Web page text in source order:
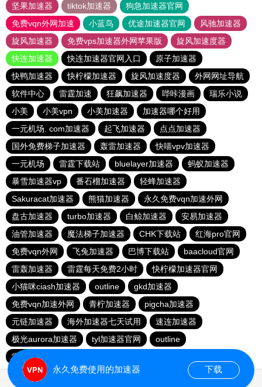
坚果加速器
tiktok加速器
狗急加速器官网
免费vqn外网加速
小蓝鸟 优途加速器官网
风驰加速器
旋风加速器
免费vps加速器外网苹果版
旋风加速度器
快连加速器
快连加速器官网入口
原子加速器
快鸭加速器
快柠檬加速器 旋风加速度器
外网网址导航
软件中心
雷霆加速 狂飙加速器 哔咔漫画
瑞乐小说
小美
小美vpn 小美加速器
加速器哪个好用
一元机场. com加速器
起飞加速器
点点加速器
国外免费梯子加速器
轰雷加速器
快喵vpv加速器
一元机场
雷霆下载站 bluelayer加速器
蚂蚁加速器
暴雪加速器vp
番石榴加速器
轻蜂加速器
Sakuracat加速器
熊猫加速器
永久免费vqn加速外网
盘古加速器
turbo加速器 白鲸加速器
安易加速器
油管加速器
魔法梯子加速器 CHK下载站
红海pro官网
免费vqn外网
飞兔加速器 巴博下载站
baacloud官网
雷轰加速器
雷霆每天免费2小时
快柠檬加速器官网
小猫咪ciash加速器
outline
gkd加速器
免费vqn加速外网
青柠加速器
pigcha加速器
元链加速器
海外加速器七天试用
速连加速器
极光aurora加速器
tyl加速器官网
outline
雷霆加速免费永久
永久免费使用的加速器 下载